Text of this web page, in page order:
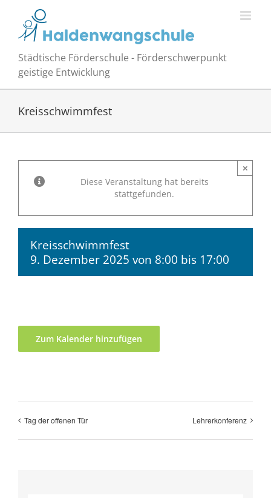
springen
Städtische Förderschule - Förderschwerpunkt
geistige Entwicklung
Kreisschwimmfest
Diese Veranstaltung hat bereits
stattgefunden.
×
Kreisschwimmfest
9. Dezember 2025 von 8:00 bis 17:00
Zum Kalender hinzufügen
Tag der offenen Tür Lehrerkonferenz